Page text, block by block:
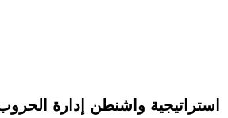
استراتيجية واشنطن إدارة